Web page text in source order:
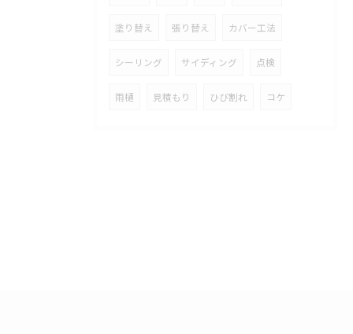
塗り替え 張り替え カバー工法
シーリング サイディング 点検
雨樋 見積もり ひび割れ コケ